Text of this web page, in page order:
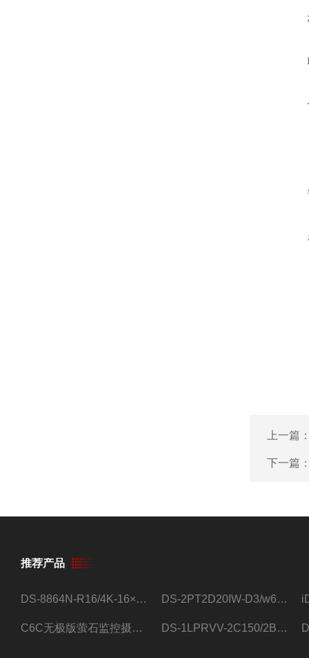
上一篇
下一篇
推荐产品
DS-8864N-R16/4K-16×4T/希捷16盘位录像机 DS-2PT2D20IW-D3/w64路高清硬盘录像机
C6C无极版萤石监控摄像头 DS-1LPRVV-2C150/2B监控室外夜视高清电源线护套线200米/卷